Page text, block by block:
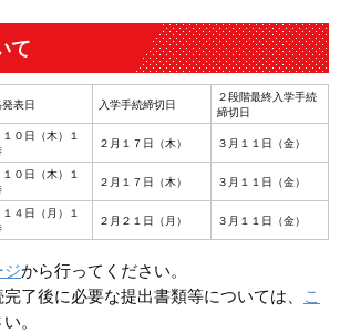
て
表日 入学手続締切日
２段階最終入学手続
締切日
１０日（木）１
２月１７日（木） ３月１１日（金）
１０日（木）１
２月１７日（木）
３月１１日（金）
１４日（月）１
２月２１日（月） ３月１１日（金）
から行ってください。
了後に必要な提出書類等については、 こ
。